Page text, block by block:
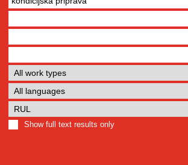
Show full text results only